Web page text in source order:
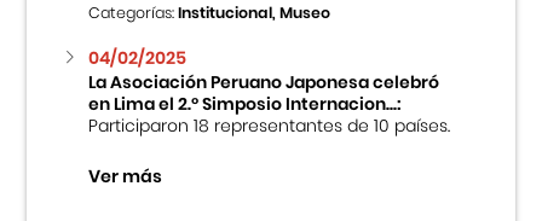
Categorías:Institucional, Museo
04/02/2025
La Asociación Peruano Japonesa celebró
en Lima el 2.º Simposio Internacion...:
Participaron 18 representantes de 10 países.
Ver más